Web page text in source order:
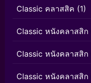
Classic คลาสสิค (1)
Classic หนังคลาสสิก
Classic หนังคลาสสิก
Classic หนังคลาสสิก